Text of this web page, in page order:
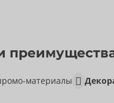
материалы